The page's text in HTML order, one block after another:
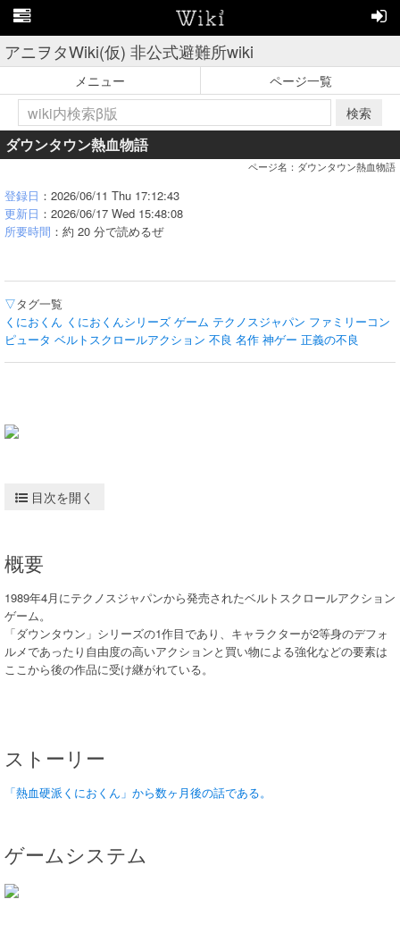
アニヲタWiki(仮) 非公式避難所wiki
メニュー
ページ一覧
検索
ダウンタウン熱血物語
ページ名：ダウンタウン熱血物語
登録日 ：2026/06/11 Thu 17:12:43
更新日 ：2026/06/17 Wed 15:48:08
所要時間 ：約 20 分で読めるぜ
▽タグ一覧
くにおくん くにおくんシリーズ ゲーム テクノスジャパン ファミリーコン
ピュータ ベルトスクロールアクション 不良 名作 神ゲー 正義の不良
目次を開く
概要
1989年4月にテクノスジャパンから発売されたベルトスクロールアクション
ゲーム。
「ダウンタウン」シリーズの1作目であり、キャラクターが2等身のデフォ
ルメであったり自由度の高いアクションと買い物による強化などの要素は
ここから後の作品に受け継がれている。
ストーリー
「熱血硬派くにおくん」から数ヶ月後の話である。
ゲームシステム